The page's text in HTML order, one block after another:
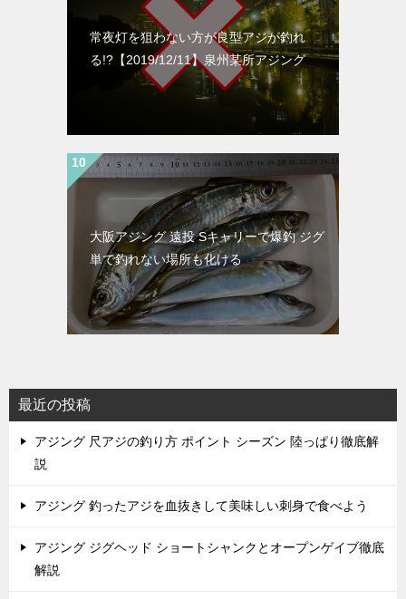
常夜灯を狙わない方が良型アジが釣れ
る!?【2019/12/11】泉州某所アジング
大阪アジング 遠投 Sキャリーで爆釣 ジグ
単で釣れない場所も化ける
最近の投稿
アジング 尺アジの釣り方 ポイント シーズン 陸っぱり徹底解
説
アジング 釣ったアジを血抜きして美味しい刺身で食べよう
アジング ジグヘッド ショートシャンクとオープンゲイブ徹底
解説